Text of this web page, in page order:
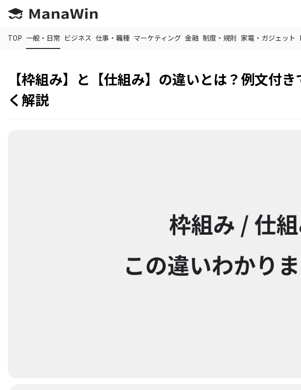
TOP 一般・日常 ビジネス 仕事・職種 マーケティング 金融 制度・規則 家電・ガジェット
【枠組み】と【仕組み】の違いとは？例文付
く解説